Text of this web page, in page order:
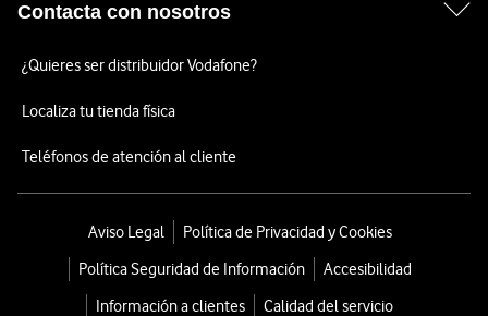
Contacta con nosotros
¿Quieres ser distribuidor Vodafone?
Localiza tu tienda física
Teléfonos de atención al cliente
Aviso Legal
Política de Privacidad y Cookies
Política Seguridad de Información
Accesibilidad
Información a clientes
Calidad del servicio